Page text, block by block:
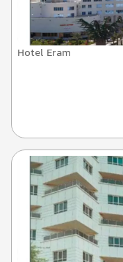
Hotel Eram